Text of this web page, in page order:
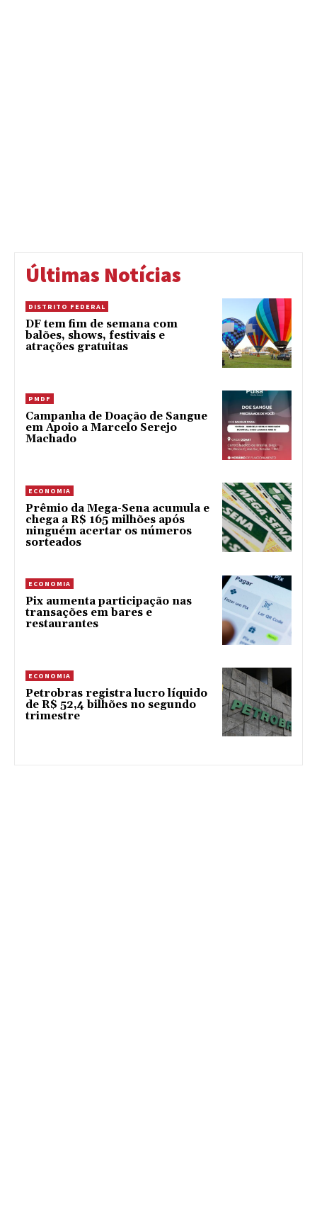
Últimas Notícias
DISTRITO FEDERAL
DF tem fim de semana com
balões, shows, festivais e
atrações gratuitas
PMDF
Campanha de Doação de Sangue
em Apoio a Marcelo Serejo
Machado
ECONOMIA
Prêmio da Mega-Sena acumula e
chega a R$ 165 milhões após
ninguém acertar os números
sorteados
ECONOMIA
Pix aumenta participação nas
transações em bares e
restaurantes
ECONOMIA
Petrobras registra lucro líquido
de R$ 52,4 bilhões no segundo
trimestre